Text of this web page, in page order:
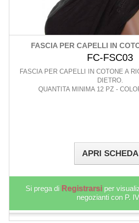
FASCIA PER CAPELLI IN
FC-FSC03
FASCIA PER CAPELLI IN COTONE A
DIETRO.
QUANTITA MINIMA 12 PZ -
APRI SCHEDA
Si prega di Registrarsi per
negozianti con P.